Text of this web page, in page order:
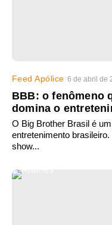
Feed Apólice 6 de abril de
BBB: o fenômeno
domina o
O Big Brother Brasil é
entretenimento
show...